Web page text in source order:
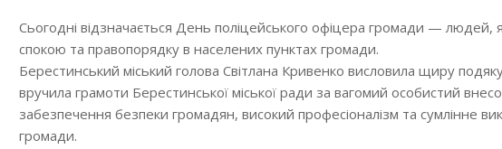
Сьогодні відзначається День поліцейського офіцера громади —
спокою та правопорядку в населених пунктах громади.
Берестинський міський голова Світлана Кривенко висловила щиру
вручила грамоти Берестинської міської ради за вагомий особистий
забезпечення безпеки громадян, високий професіоналізм та сумлінне
громади.